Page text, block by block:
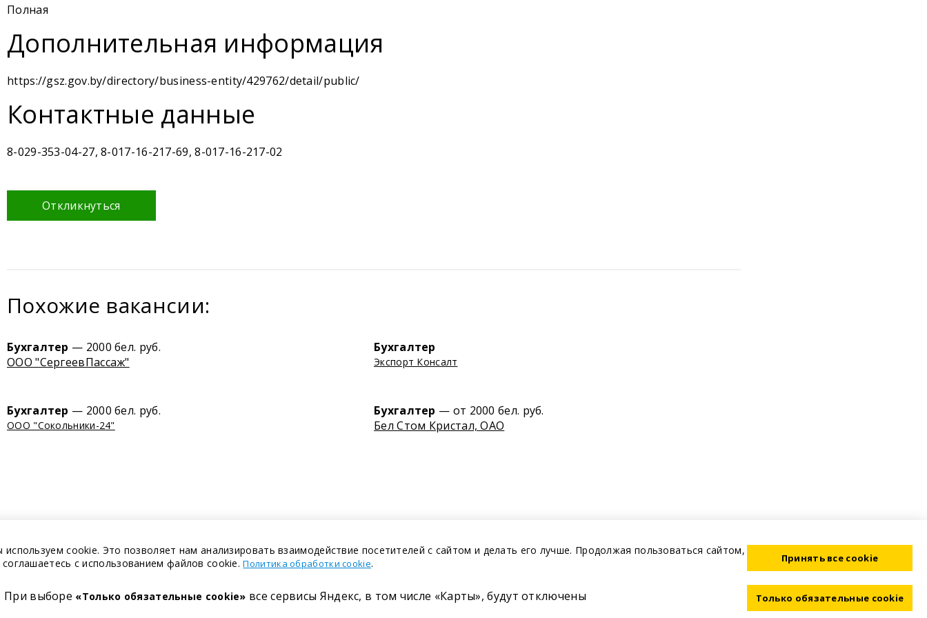
Полная
Дополнительная информация
https://gsz.gov.by/directory/business-entity/429762/detail/public/
Контактные данные
8-029-353-04-27, 8-017-16-217-69, 8-017-16-217-02
Откликнуться
Похожие вакансии:
Бухгалтер — 2000 бел. руб.
ООО "СергеевПассаж"
Бухгалтер
Экспорт Консалт
Бухгалтер — 2000 бел. руб.
ООО "Сокольники-24"
Бухгалтер — от 2000 бел. руб.
Бел Стом Кристал, ОАО
cookie. Это позволяет нам анализировать взаимодействие посетителей с сайтом и делать его лучше. Продолжая пользоваться сайтом,
с использованием файлов cookie.Политика обработки cookie.
При выборе «Только обязательные cookie» все сервисы Яндекс, в том числе «Карты», будут отключены
Принять все cookie
Только обязательные cookie